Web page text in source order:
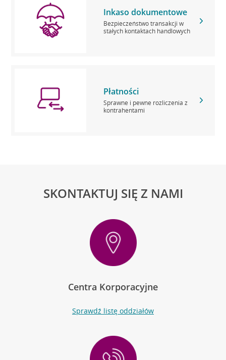
Inkaso dokumentowe
Bezpieczeństwo transakcji w
stałych kontaktach handlowych
Płatności
Sprawne i pewne rozliczenia z
kontrahentami
SKONTAKTUJ SIĘ Z NAMI
Centra Korporacyjne
Sprawdź listę oddziałów